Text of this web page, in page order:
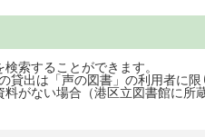
索することができます。
貸出は「声の図書」の利用者に限
がない場合（港区立図書館に所